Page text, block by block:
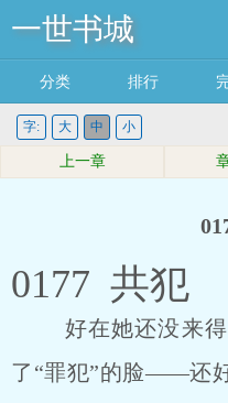
一世书城
分类 排行
字: 大 中 小
上一章
0177 共犯
好在她还没来得
了“罪犯”的脸――还